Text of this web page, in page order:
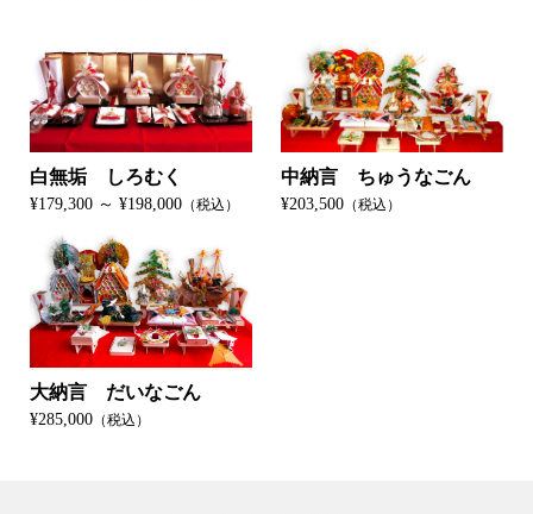
白無垢 しろむく
¥179,300 ～ ¥198,000（税込）
中納言 ちゅうなごん
¥203,500 （税込）
大納言 だいなごん
¥285,000（税込）